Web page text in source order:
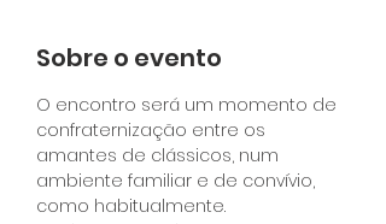
Sobre o evento
O encontro será um momento de
confraternização entre os
amantes de clássicos, num
ambiente familiar e de convívio,
como habitualmente.